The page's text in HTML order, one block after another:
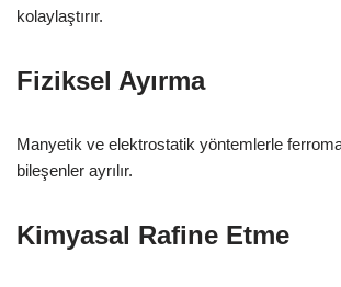
kolaylaştırır.
Fiziksel Ayırma
Manyetik ve elektrostatik yöntemlerle
bileşenler ayrılır.
Kimyasal Rafine Etme